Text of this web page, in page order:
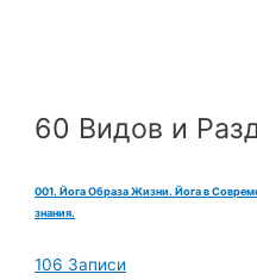
60 Видов и
001. Йога Образа Жизни. Йога в
знания.
106 Записи